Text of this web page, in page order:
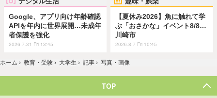
Google、アプリ向け年齢確認
APIを年内に世界展開…未成年
者保護を強化
2026.7.31 Fri 13:45
【夏休み2026】魚に触れて学
ぶ「おさかな」イベント8/8…
川崎市
2026.8.7 Fri 10:45
ホーム › 教育・受験 › 大学生 › 記事 › 写真・画像
TOP